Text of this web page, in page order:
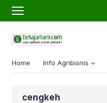
Home Info Agribisnis
cengkeh